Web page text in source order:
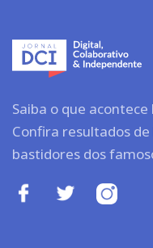
Saiba o que
Confira resultados
bastidores dos